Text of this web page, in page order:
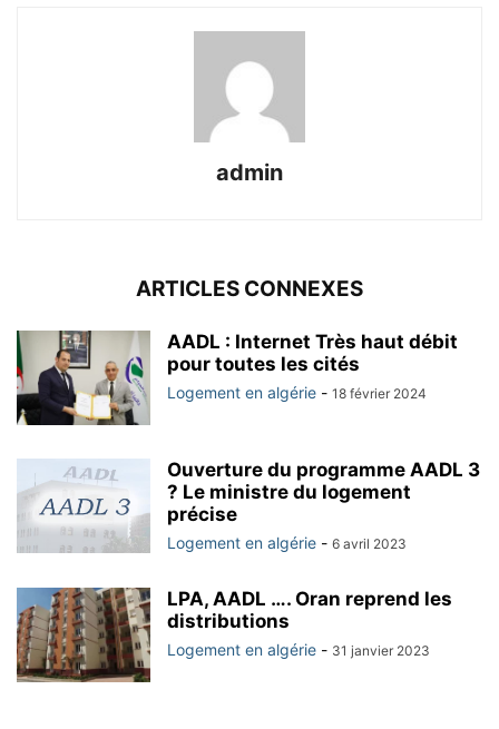
admin
ARTICLES CONNEXES
AADL : Internet Très haut débit
pour toutes les cités
Logement en algérie - 18 février 2024
Ouverture du programme AADL 3
? Le ministre du logement
précise
Logement en algérie - 6 avril 2023
LPA, AADL …. Oran reprend les
distributions
Logement en algérie - 31 janvier 2023